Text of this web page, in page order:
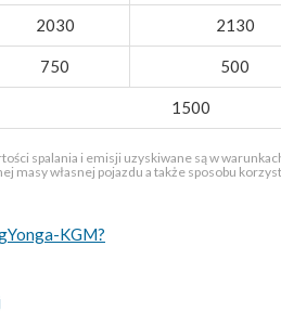
2030 2130
750 500
1500
spalania i emisji uzyskiwane są w
własnej pojazdu a także sposobu
KGM?